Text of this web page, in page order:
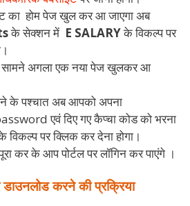
का होम पेज खुल कर आ जाएगा अब
के सेक्शन में E SALARYके विकल्प पर
अगला एक नया पेज खुलकर आ
के पश्चात अब आपको अपना
एवं दिए गए कैप्चा कोड को भरना
पर क्लिक कर देना होगा।
कर के आप पोर्टल पर लॉगिन कर पाएंगे ।
करने की प्रक्रिया